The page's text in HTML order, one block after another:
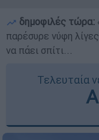
δημοφιλές τώρα:
παρέσυρε νύφη
να πάει σπίτι...
Τελευταία